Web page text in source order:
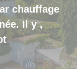
chauffage
Il y,